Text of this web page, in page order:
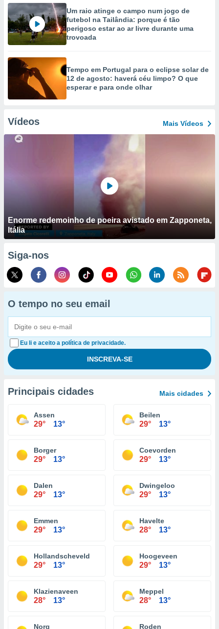
Um raio atinge o campo num jogo de
futebol na Tailândia: porque é tão
perigoso estar ao ar livre durante uma
trovoada
Tempo em Portugal para o eclipse solar de
12 de agosto: haverá céu limpo? O que
esperar e para onde olhar
Vídeos Mais Vídeos
Enorme redemoinho de poeira avistado em Zapponeta,
Itália
Siga-nos
O tempo no seu email
Eu li e aceito a política de privacidade.
Principais cidades Mais cidades
Assen
29° 13°
Beilen
29° 13°
Borger
29° 13°
Coevorden
29° 13°
Dalen
29° 13°
Dwingeloo
29° 13°
Emmen
29° 13°
Havelte
28° 13°
Hollandscheveld
29° 13°
Hoogeveen
29° 13°
Klazienaveen
28° 13°
Meppel
28° 13°
Norg Roden